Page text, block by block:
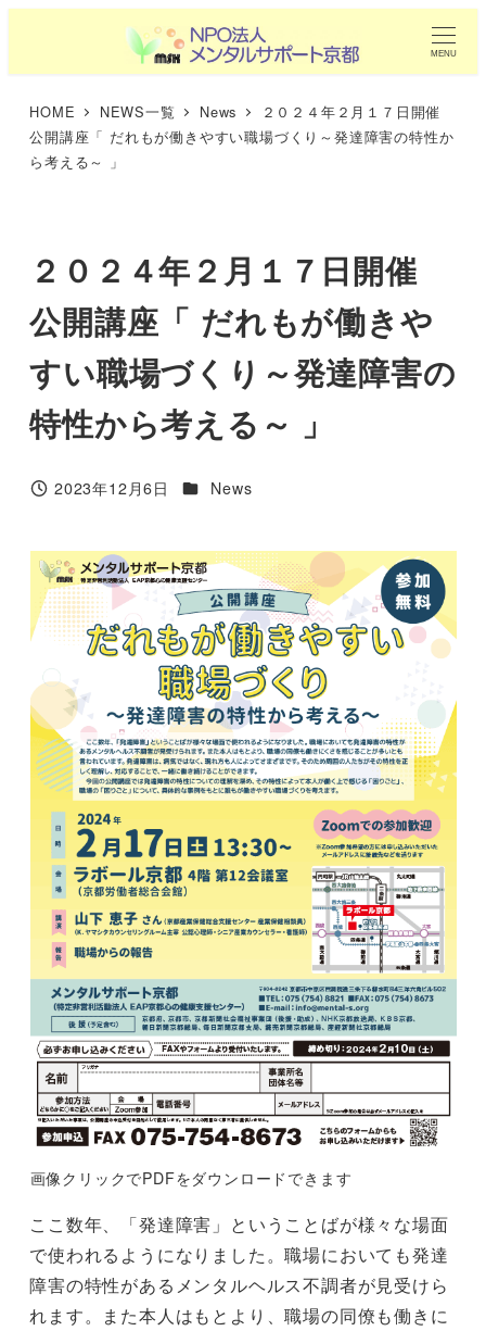
MENU
HOME NEWS一覧 News
２０２４年２月１７日開催
公開講座「 だれもが働きやすい職場づくり～発達障害の特性か
ら考える～ 」
２０２４年２月１７日開催
公開講座「 だれもが働きや
すい職場づくり～発達障害の
特性から考える～ 」
投稿日
2023年12月6日 カテゴリー
News
画像クリックでPDFをダウンロードできます
ここ数年、「発達障害」ということばが様々な場面
で使われるようになりました。職場においても発達
障害の特性があるメンタルヘルス不調者が見受けら
れます。また本人はもとより、職場の同僚も働きに